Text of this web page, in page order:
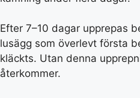
Efter 7–10 dagar upprepas
lusägg som överlevt första
kläckts. Utan denna
återkommer.